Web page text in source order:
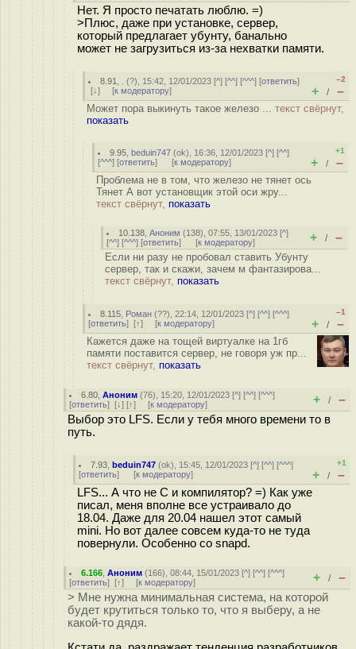
Нет. Я просто печатать люблю. =)
>Плюс, даже при установке, сервер,
который предлагает убунту, банально
может не загрузиться из-за нехватки памяти.
8.91 (?), 15:42, 12/01/2023 [^] [^^] [^^^] [ответить]
[↓] [к модератору]
–2
+ / –
Может пора выкинуть такое железо ... текст свёрнут,
показать
9.95 ,beduin747 (ok), 16:36, 12/01/2023 [^] [^^]
[^^^] [ответить] [к модератору]
+1
+ / –
Проблема не в том, что железо не тянет ось
Тянет А вот установщик этой оси жру...
текст свёрнут, показать
10.138 ,Аноним (138), 07:55, 13/01/2023 [^]
[^^] [^^^] [ответить] [к модератору] + / –
Если ни разу не пробовал ставить Убунту
сервер, так и скажи, зачем м фантазирова...
текст свёрнут, показать
8.115 Роман (??), 22:14, 12/01/2023 [^] [^^] [^^^]
[ответить] [↑] [к модератору]
–1
+ / –
Кажется даже на тощей виртуалке на 1гб
памяти поставится сервер, не говоря уж пр...
текст свёрнут, показать
6.80 ,Аноним (76), 15:20, 12/01/2023 [^] [^^] [^^^]
[ответить] [↓] [↑] [к модератору] + / –
Выбор это LFS. Если у тебя много времени то в
путь.
7.93 ,beduin747 (ok), 15:45, 12/01/2023 [^] [^^] [^^^]
[ответить] [к модератору]
+1
+ / –
LFS... А что не C и компилятор? =) Как уже
писал, меня вполне все устраивало до
18.04. Даже для 20.04 нашел этот самый
mini. Но вот далее совсем куда-то не туда
повернули. Особенно со snapd.
6.166 ,Аноним (166), 08:44, 15/01/2023 [^] [^^] [^^^]
[ответить] [↑] [к модератору] + / –
> Мне нужна минимальная система, на которой
будет крутиться только то, что я выберу, а не
какой-то дядя.